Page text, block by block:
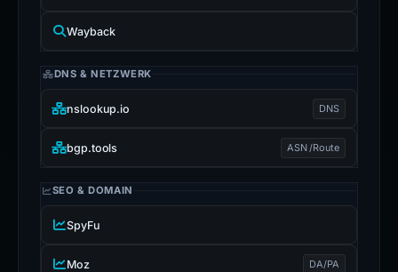
Wayback
DNS & NETZWERK
nslookup.io DNS
bgp.tools ASN /Route
SEO & DOMAIN
SpyFu
Moz DA/PA